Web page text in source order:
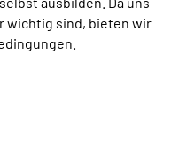
wichtig sind, bieten wir